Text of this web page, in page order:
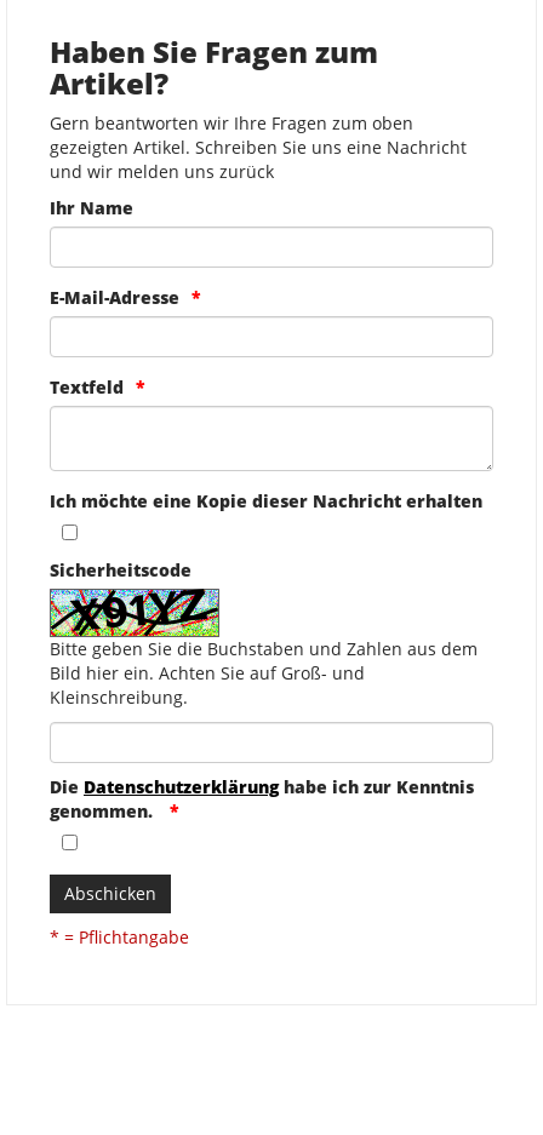
Haben Sie Fragen zum
Artikel?
Gern beantworten wir Ihre Fragen zum oben
gezeigten Artikel. Schreiben Sie uns eine Nachricht
und wir melden uns zurück
Ihr Name
E-Mail-Adresse
Textfeld
Ich möchte eine Kopie dieser Nachricht erhalten
Sicherheitscode
Bitte geben Sie die Buchstaben und Zahlen aus dem
Bild hier ein. Achten Sie auf Groß- und
Kleinschreibung.
Die Datenschutzerklärunghabe ich zur Kenntnis
genommen.
Abschicken
* = Pflichtangabe